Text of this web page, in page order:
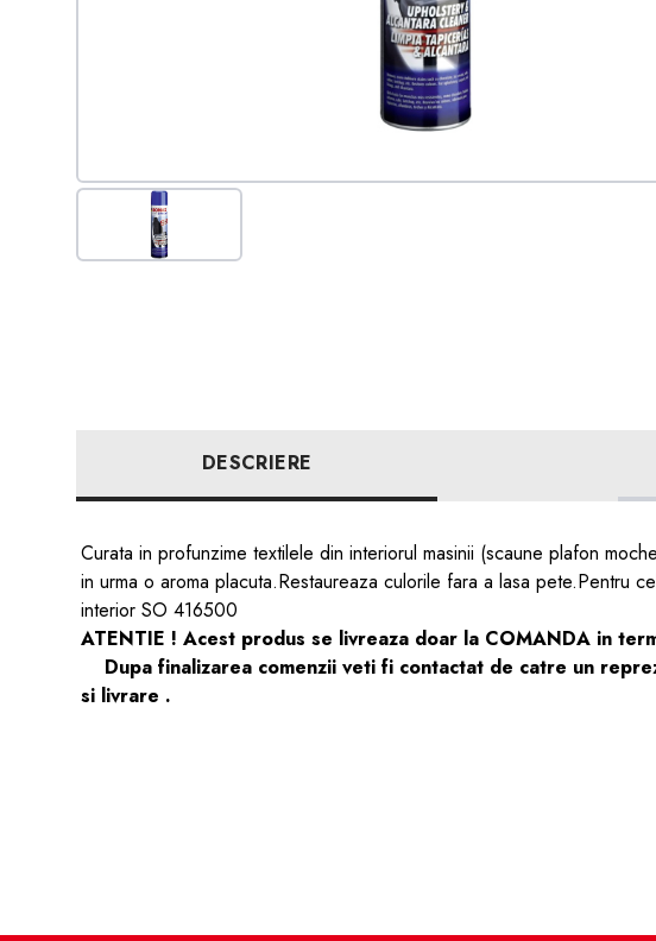
DESCRIERE
Curata in profunzime textilele din interiorul masinii (scaune plafon
in urma o aroma placuta.Restaureaza culorile fara a lasa pete.Pentru
interior SO 416500
ATENTIE ! Acest produs se livreaza doar la COMANDA in
Dupa finalizarea comenzii veti fi contactat de catre un
si livrare .